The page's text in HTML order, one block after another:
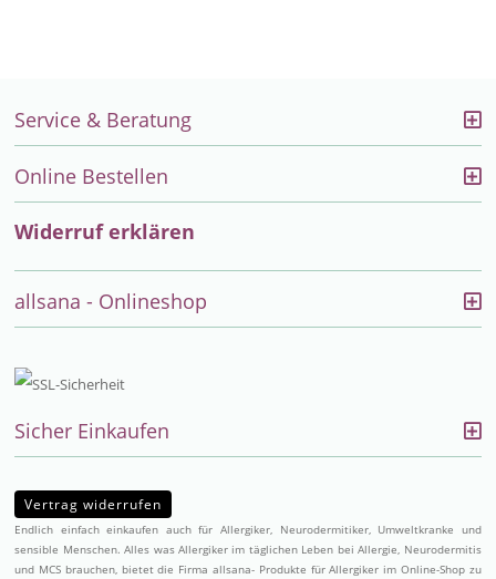
Service & Beratung
Online Bestellen
Widerruf erklären
allsana - Onlineshop
Sicher Einkaufen
Vertrag widerrufen
Endlich einfach einkaufen auch für Allergiker, Neurodermitiker, Umweltkranke und
sensible Menschen. Alles was Allergiker im täglichen Leben bei Allergie, Neurodermitis
und MCS brauchen, bietet die Firma allsana- Produkte für Allergiker im Online-Shop zu